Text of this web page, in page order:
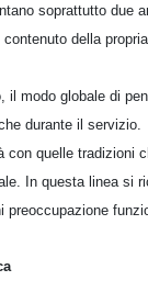
soprattutto due
della
modo globale di
durante il servizio.
quelle tradizioni
In questa linea si